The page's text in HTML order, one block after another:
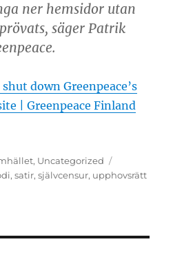
ner hemsidor utan
säger Patrik
down Greenpeace’s
| Greenpeace Finland
, Uncategorized
,satir,självcensur, upphovsrätt